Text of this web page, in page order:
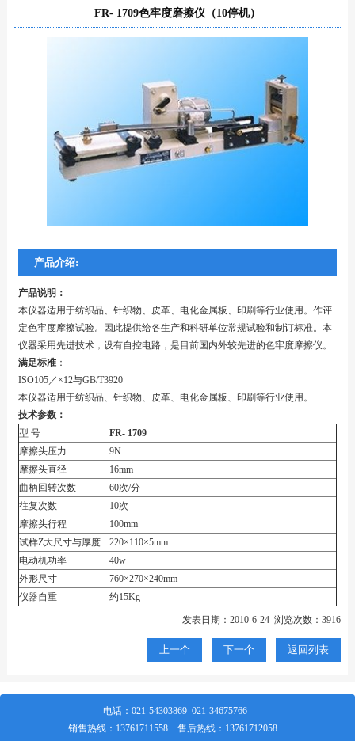
FR- 1709色牢度磨擦仪（10停机）
产品介绍:
产品说明：
本仪器适用于纺织品、针织物、皮革、电化金属板、印刷等行业使用。作评
定色牢度摩擦试验。因此提供给各生产和科研单位常规试验和制订标准。本
仪器采用先进技术，设有自控电路，是目前国内外较先进的色牢度摩擦仪。
满足标准：
ISO105／×12与GB/T3920
本仪器适用于纺织品、针织物、皮革、电化金属板、印刷等行业使用。
技术参数：
型 号
FR- 1709
摩擦头压力
9N
摩擦头直径
16mm
曲柄回转次数
60次/分
往复次数
10次
摩擦头行程
100mm
试样Z大尺寸与厚度
220×110×5mm
电动机功率
40w
外形尺寸
760×270×240mm
仪器自重
约15Kg
发表日期：2010-6-24 浏览次数：3916
上一个 下一个 返回列表
电话： 021-54303869 021-34675766
销售热线： 13761711558 售后热线： 13761712058